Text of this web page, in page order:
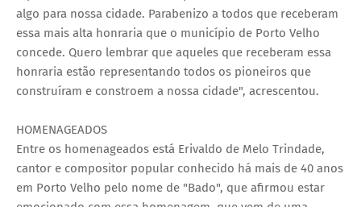
algo para nossa cidade. Parabenizo a todos que receberam
essa mais alta honraria que o município de Porto Velho
concede. Quero lembrar que aqueles que receberam essa
honraria estão representando todos os pioneiros que
construíram e constroem a nossa cidade", acrescentou.
HOMENAGEADOS
Entre os homenageados está Erivaldo de Melo Trindade,
cantor e compositor popular conhecido há mais de 40 anos
em Porto Velho pelo nome de "Bado", que afirmou estar